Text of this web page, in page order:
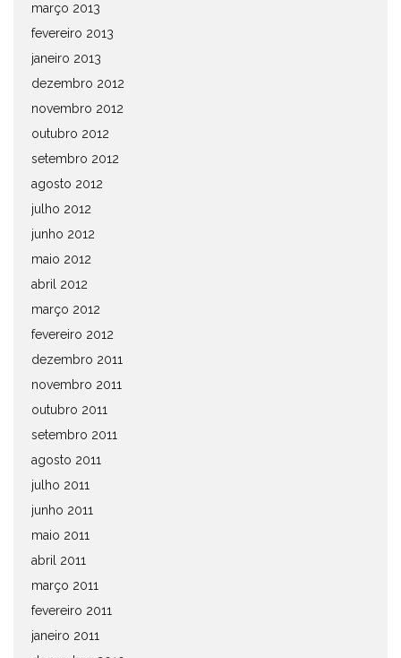
março 2013
fevereiro 2013
janeiro 2013
dezembro 2012
novembro 2012
outubro 2012
setembro 2012
agosto 2012
julho 2012
junho 2012
maio 2012
abril 2012
março 2012
fevereiro 2012
dezembro 2011
novembro 2011
outubro 2011
setembro 2011
agosto 2011
julho 2011
junho 2011
maio 2011
abril 2011
março 2011
fevereiro 2011
janeiro 2011